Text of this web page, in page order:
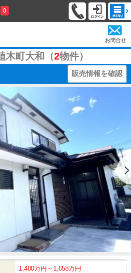
0
お問合せ
木町大和（2物件）
販売情報を確認
1,480万円～1,658万円